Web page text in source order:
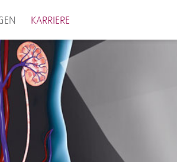
KARRIERE